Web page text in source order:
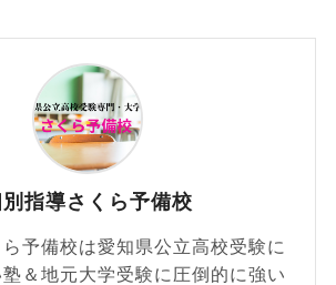
指導さくら予備校
予備校は愛知県公立高校受験に
＆地元大学受験に圧倒的に強い